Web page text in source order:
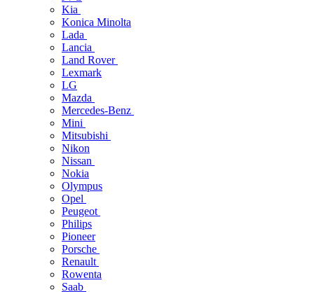
Kia
Konica Minolta
Lada
Lancia
Land Rover
Lexmark
LG
Mazda
Mercedes-Benz
Mini
Mitsubishi
Nikon
Nissan
Nokia
Olympus
Opel
Peugeot
Philips
Pioneer
Porsche
Renault
Rowenta
Saab